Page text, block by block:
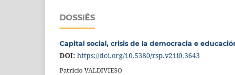
DOSSIÊS
Capital social, crisis de la democracia e
DOI: https://doi.org/10.5380/rsp.v21i0.3643
Patricio VALDIVIESO